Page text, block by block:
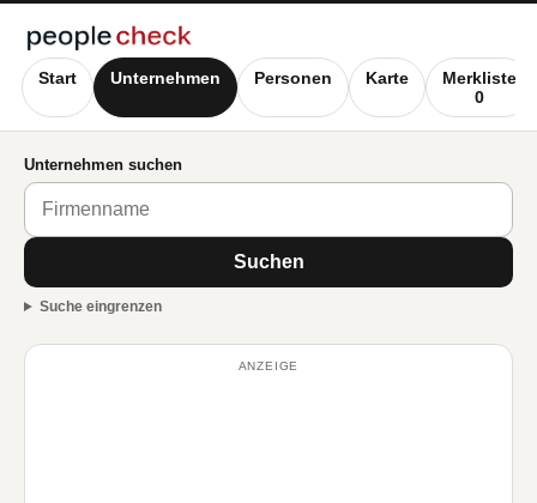
Start Unternehmen Personen Karte
Merkliste
0
Unternehmen suchen
Suchen
Suche eingrenzen
ANZEIGE